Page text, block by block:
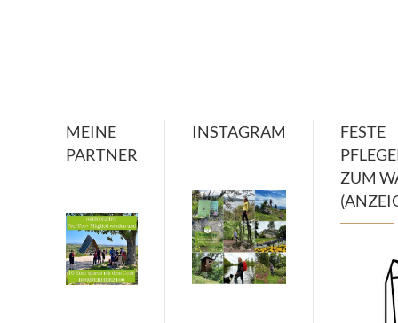
MEINE
PARTNER
INSTAGRAM
FESTE
ZUM